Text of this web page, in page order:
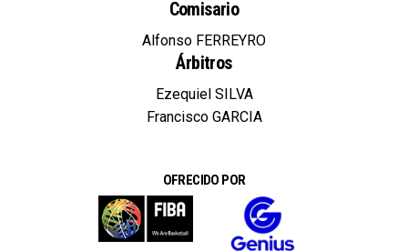
Comisario
Alfonso FERREYRO
Árbitros
Ezequiel SILVA
Francisco GARCIA
OFRECIDO POR